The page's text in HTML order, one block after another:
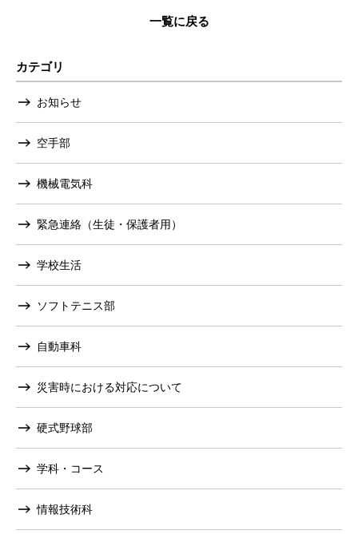
一覧に戻る
カテゴリ
お知らせ
空手部
機械電気科
緊急連絡（生徒・保護者用）
学校生活
ソフトテニス部
自動車科
災害時における対応について
硬式野球部
学科・コース
情報技術科